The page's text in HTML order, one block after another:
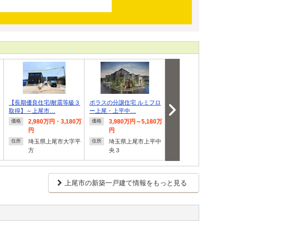
【長期優良住宅/耐震等級３
取得】～上尾市…
価格
2,980万円・3,180万
円
住所
埼玉県上尾市大字平
方
ポラスの分譲住宅 ルミフロ
ー上尾・上平中…
価格
3,980万円～5,180万
円
住所
埼玉県上尾市上平中
央３
グス ハートフ…
上尾市の新築一戸建て情報をもっと見る